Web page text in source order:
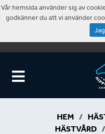
HEM /
HÄSTVÅRD /
Vår hemsida använder sig av
godkänner du att vi använder